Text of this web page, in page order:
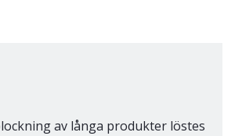
av långa produkter löstes